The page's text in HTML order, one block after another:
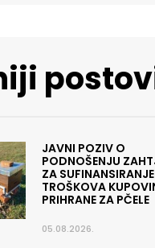
JAVNI POZIV O
PODNOŠENJU
ZA SUFINANSIRANJE
TROŠKOVA
PRIHRANE ZA PČELE
05.08.2026.